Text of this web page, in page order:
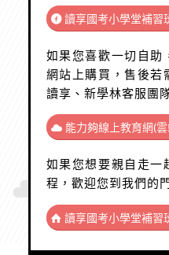
讀享國考小學堂補習
如果您喜歡一切自助
網站上購買，售後若
讀享、新學林客服團
能力夠線上教育網(
如果您想要親自走一
程，歡迎您到我們的
讀享國考小學堂補習